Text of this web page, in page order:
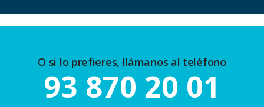
O si lo prefieres, llámanos al teléfono
93 870 20 01